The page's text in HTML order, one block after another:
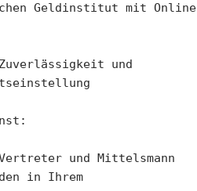
Geldinstitut mit Online
und
und Mittelsmann
in Ihrem